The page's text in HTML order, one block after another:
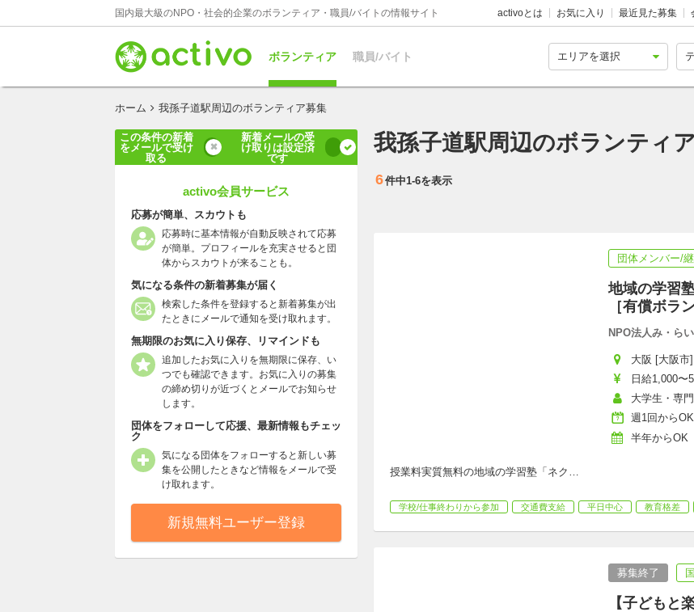
国内最大級のNPO・社会的企業のボランティア・職員/バイトの情報サイト activoとは お気に入り 最近見た募集
ボランティア 職員/バイト
ホーム 我孫子道駅周辺のボランティア募集
我孫子道駅周辺のボランティ
6件中1-6を表示
団体メンバー/
地域の学習
［有償ボラ
NPO法人み・ら
大阪 [大阪市]
日給1,000〜
大学生・専
週1回からOK
半年からOK
授業料実質無料の地域の学習塾「ネク …
学校/仕事終わりから参加 交通費支給 平日中心 教育格差
募集終了
【子どもと
この条件の新着
をメールで受け
取る
新着メールの受
け取りは設定済
です
activo会員サービス
応募が簡単、スカウトも
応募時に基本情報が自動反映されて応募
が簡単。プロフィールを充実させると団
体からスカウトが来ることも。
気になる条件の新着募集が届く
検索した条件を登録すると新着募集が出
たときにメールで通知を受け取れます。
無期限のお気に入り保存、リマインドも
追加したお気に入りを無期限に保存、い
つでも確認できます。お気に入りの募集
の締め切りが近づくとメールでお知らせ
します。
団体をフォローして応援、最新情報もチェッ
ク
気になる団体をフォローすると新しい募
集を公開したときなど情報をメールで受
け取れます。
新規無料ユーザー登録